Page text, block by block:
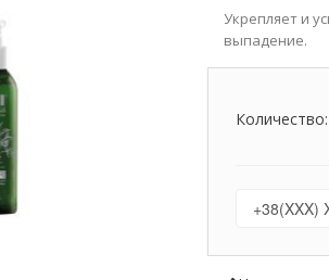
Укрепляет и
выпадение.
Количество: